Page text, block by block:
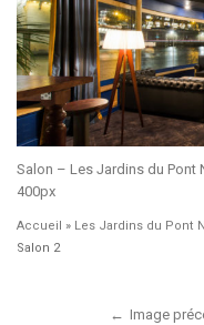
Salon – Les Jardins du Pont
400px
Accueil » Les Jardins du Pont
Salon 2
Image